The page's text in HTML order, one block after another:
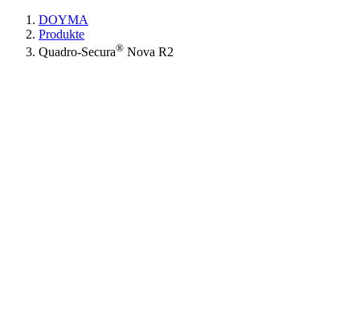
DOYMA
Produkte
Quadro-Secura® Nova R2